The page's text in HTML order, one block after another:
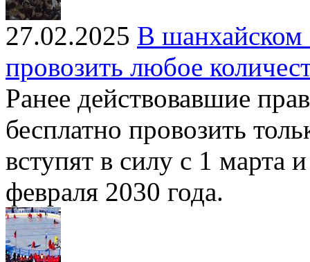
27.02.2025 В шанхайском
провозить любое
Ранее действовавшие
бесплатно провозить
вступят в силу с 1 марта
февраля 2030 года.